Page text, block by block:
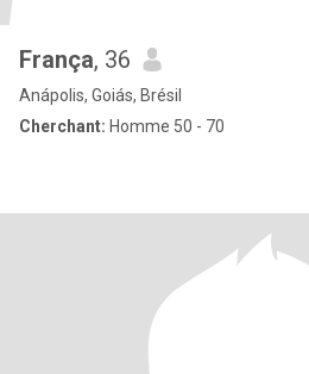
França, 36
Anápolis, Goiás, Brésil
Cherchant: Homme 50 - 70